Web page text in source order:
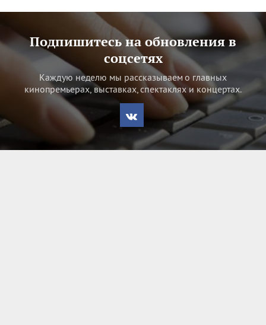
Подпишитесь на обновления в
соцсетях
Каждую неделю мы рассказываем о главных
кинопремьерах, выставках, спектаклях и концертах.